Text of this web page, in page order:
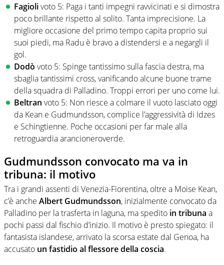
Fagiolivoto 5: Paga i tanti impegni ravvicinati e si dimostra
poco brillante rispetto al solito. Tanta imprecisione. La
migliore occasione del primo tempo capita proprio sui
suoi piedi, ma Radu è bravo a distendersi e a negargli il
gol.
Dodò voto 5: Spinge tantissimo sulla fascia destra, ma
sbaglia tantissimi cross, vanificando alcune buone trame
della squadra di Palladino. Troppi errori per uno come lui.
Beltran voto 5: Non riesce a colmare il vuoto lasciato oggi
da Kean e Gudmundsson, complice l’aggressività di Idzes
e Schingtienne. Poche occasioni per far male alla
retroguardia arancioneroverde.
Gudmundsson convocato ma va in
tribuna: il motivo
Tra i grandi assenti di Venezia-Fiorentina, oltre a Moise Kean,
c’è anche Albert Gudmundsson, inizialmente convocato da
Palladino per la trasferta in laguna, ma spedito in tribuna a
pochi passi dal fischio d’inizio. Il motivo è presto spiegato: il
fantasista islandese, arrivato la scorsa estate dal Genoa, ha
accusato un fastidio al flessore della coscia.